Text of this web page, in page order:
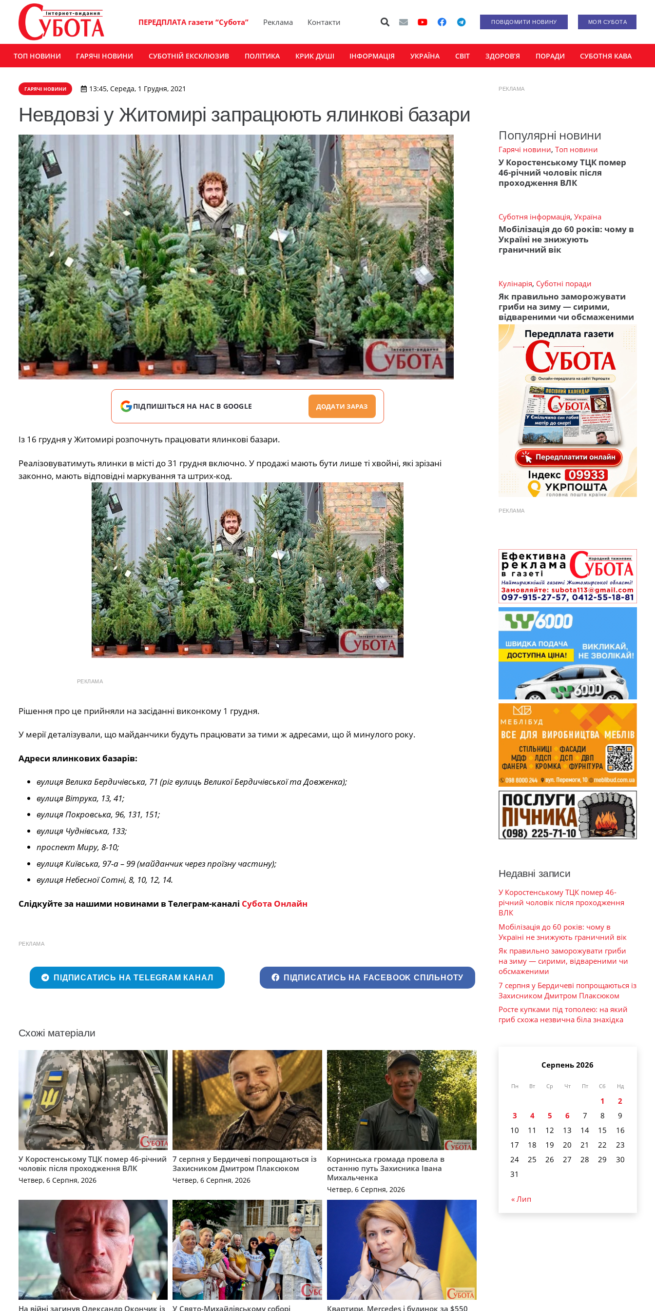
ПЕРЕДПЛАТА газети “Субота” Реклама Контакти ПОВІДОМИТИ НОВИНУ МОЯ СУБОТА
ТОП НОВИНИ ГАРЯЧІ НОВИНИ СУБОТНІЙ ЕКСКЛЮЗИВ ПОЛІТИКА КРИК ДУШІ ІНФОРМАЦІЯ УКРАЇНА СВІТ ЗДОРОВ’Я ПОРАДИ СУБОТНЯ КАВА
ГАРЯЧІ НОВИНИ 13:45, Середа, 1 Грудня, 2021
Невдовзі у Житомирі запрацюють ялинкові базари
ПІДПИШІТЬСЯ НА НАС В GOOGLE ДОДАТИ ЗАРАЗ
Із 16 грудня у Житомирі розпочнуть працювати ялинкові базари.
Реалізовуватимуть ялинки в місті до 31 грудня включно. У продажі мають бути лише ті хвойні, які зрізані
законно, мають відповідні маркування та штрих-код.
РЕКЛАМА
Рішення про це прийняли на засіданні виконкому 1 грудня.
У мерії деталізували, що майданчики будуть працювати за тими ж адресами, що й минулого року.
Адреси ялинкових базарів:
вулиця Велика Бердичівська, 71 (ріг вулиць Великої Бердичівської та Довженка);
вулиця Вітрука, 13, 41;
вулиця Покровська, 96, 131, 151;
вулиця Чуднівська, 133;
проспект Миру, 8-10;
вулиця Київська, 97-а – 99 (майданчик через проїзну частину);
вулиця Небесної Сотні, 8, 10, 12, 14.
Слідкуйте за нашими новинами в Телеграм-каналі Субота Онлайн
РЕКЛАМА
ПІДПИСАТИСЬ НА TELEGRAM КАНАЛ ПІДПИСАТИСЬ НА FACEBOOK СПІЛЬНОТУ
Схожі матеріали
У Коростенському ТЦК помер 46-річний
чоловік після проходження ВЛК
Четвер, 6 Серпня, 2026
7 серпня у Бердичеві попрощаються із
Захисником Дмитром Плаксюком
Четвер, 6 Серпня, 2026
Корнинська громада провела в
останню путь Захисника Івана
Михальченка
Четвер, 6 Серпня, 2026
На війні загинув Олександр Окончик із У Свято-Михайлівському соборі Квартири, Mercedes і будинок за $550
РЕКЛАМА
Популярні новини
Гарячі новини, Топ новини
У Коростенському ТЦК помер
46-річний чоловік після
проходження ВЛК
Суботня інформація, Україна
Мобілізація до 60 років: чому в
Україні не знижують
граничний вік
Кулінарія, Суботні поради
Як правильно заморожувати
гриби на зиму — сирими,
відвареними чи обсмаженими
РЕКЛАМА
Недавні записи
У Коростенському ТЦК помер 46-
річний чоловік після проходження
ВЛК
Мобілізація до 60 років: чому в
Україні не знижують граничний вік
Як правильно заморожувати гриби
на зиму — сирими, відвареними чи
обсмаженими
7 серпня у Бердичеві попрощаються із
Захисником Дмитром Плаксюком
Росте купками під тополею: на який
гриб схожа незвична біла знахідка
Серпень 2026
Пн Вт Ср Чт Пт Сб Нд
1
2
3
4 5 6 7 8
9
10
11 12 13 14 15
16
17
18 19 20 21 22
23
24
25 26 27 28 29
30
31
« Лип